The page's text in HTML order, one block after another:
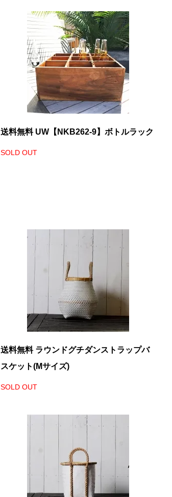
送料無料 UW【NKB262-9】ボトルラック
SOLD OUT
送料無料 ラウンドグチダンストラップバ
スケット(Mサイズ)
SOLD OUT